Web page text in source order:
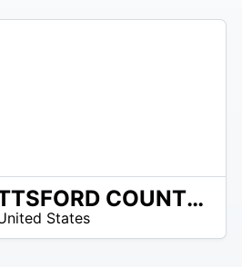
PROCTOR PITTSFORD COUNTRY CLUB
States